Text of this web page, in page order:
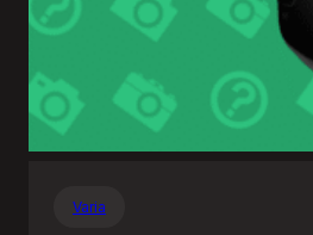
Varia